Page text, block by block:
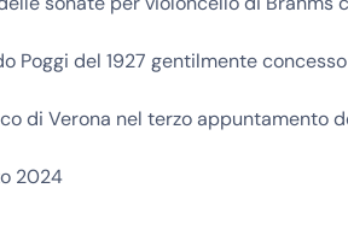
Poggi del 1927 gentilmente
di Verona nel terzo appuntamento
2024